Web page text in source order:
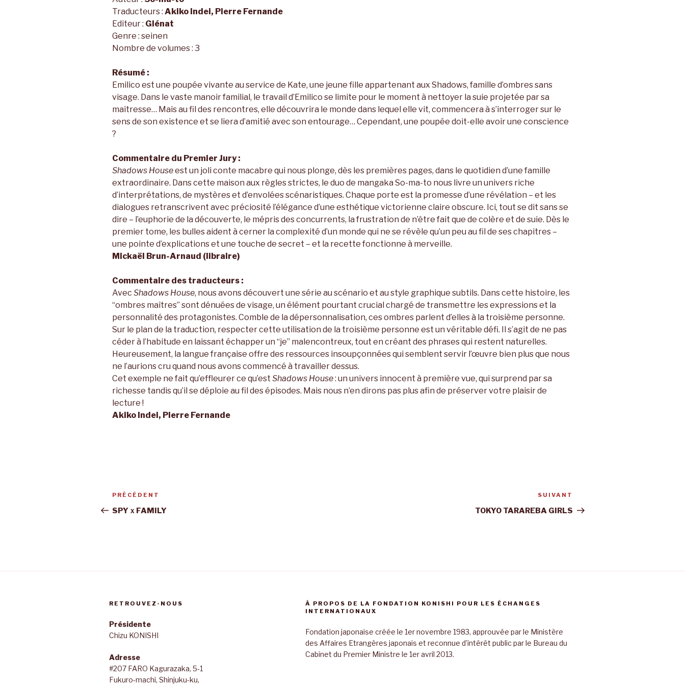
Traducteurs : Akiko Indei, Pierre Fernande
Editeur : Glénat
Genre : seinen
Nombre de volumes : 3
Résumé :
Emilico est une poupée vivante au service de Kate, une jeune fille appartenant aux Shadows, famille d’ombres sans
visage. Dans le vaste manoir familial, le travail d’Emilico se limite pour le moment à nettoyer la suie projetée par sa
maîtresse… Mais au fil des rencontres, elle découvrira le monde dans lequel elle vit, commencera à s’interroger sur le
sens de son existence et se liera d’amitié avec son entourage… Cependant, une poupée doit-elle avoir une conscience
?
Commentaire du Premier Jury :
Shadows Houseest un joli conte macabre qui nous plonge, dès les premières pages, dans le quotidien d’une famille
extraordinaire. Dans cette maison aux règles strictes, le duo de mangaka So-ma-to nous livre un univers riche
d’interprétations, de mystères et d’envolées scénaristiques. Chaque porte est la promesse d’une révélation – et les
dialogues retranscrivent avec préciosité l’élégance d’une esthétique victorienne claire obscure. Ici, tout se dit sans se
dire – l’euphorie de la découverte, le mépris des concurrents, la frustration de n’être fait que de colère et de suie. Dès le
premier tome, les bulles aident à cerner la complexité d’un monde qui ne se révèle qu’un peu au fil de ses chapitres –
une pointe d’explications et une touche de secret – et la recette fonctionne à merveille.
Mickaël Brun-Arnaud (libraire)
Commentaire des traducteurs :
Avec Shadows House, nous avons découvert une série au scénario et au style graphique subtils. Dans cette histoire, les
“ombres maîtres” sont dénuées de visage, un élément pourtant crucial chargé de transmettre les expressions et la
personnalité des protagonistes. Comble de la dépersonnalisation, ces ombres parlent d’elles à la troisième personne.
Sur le plan de la traduction, respecter cette utilisation de la troisième personne est un véritable défi. Il s’agit de ne pas
céder à l’habitude en laissant échapper un “je” malencontreux, tout en créant des phrases qui restent naturelles.
Heureusement, la langue française offre des ressources insoupçonnées qui semblent servir l’œuvre bien plus que nous
ne l’aurions cru quand nous avons commencé à travailler dessus.
Cet exemple ne fait qu’effleurer ce qu’est Shadows House: un univers innocent à première vue, qui surprend par sa
richesse tandis qu’il se déploie au fil des épisodes. Mais nous n’en dirons pas plus afin de préserver votre plaisir de
lecture !
Akiko Indei, Pierre Fernande
Navigation
de
Article
précédent
PRÉCÉDENT
SPYｘFAMILY
suivant
SUIVANT
TOKYO TARAREBA GIRLS
RETROUVEZ-NOUS
Présidente
Chizu KONISHI
Adresse
#207 FARO Kagurazaka, 5-1
Fukuro-machi, Shinjuku-ku,
À PROPOS DE LA FONDATION KONISHI POUR LES ÉCHANGES
INTERNATIONAUX
Fondation japonaise créée le 1er novembre 1983, approuvée par le Ministère
des Affaires Etrangères japonais et reconnue d’intérêt public par le Bureau du
Cabinet du Premier Ministre le 1er avril 2013.